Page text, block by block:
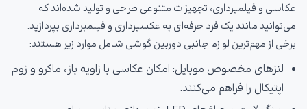
عکاسی و فیلمبرداری، تجهیزات متنوعی طراحی و تولید شده‌اند که
می‌توانید مانند یک فرد حرفه‌ای به عکسبرداری و فیلمبرداری بپردازید.
برخی از مهم‌ترین لوازم جانبی دوربین گوشی شامل موارد زیر هستند:
لنزهای مخصوص موبایل: امکان عکاسی با زاویه باز، ماکرو و زوم
اپتیکال را فراهم می‌کنند.